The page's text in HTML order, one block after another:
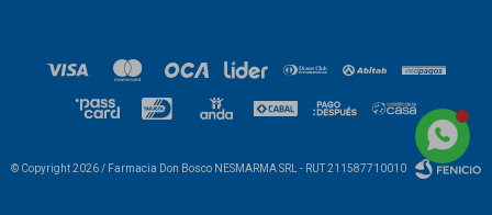
© Copyright 2026 / Farmacia Don Bosco NESMARMA SRL - RUT 211587710010